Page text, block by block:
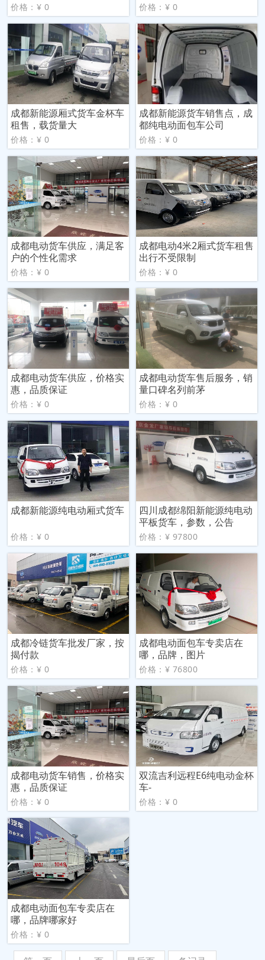
价格：¥ 0 价格：¥ 0
成都新能源厢式货车金杯车
租售，载货量大
价格：¥ 0
成都新能源货车销售点，成
都纯电动面包车公司
价格：¥ 0
成都电动货车供应，满足客
户的个性化需求
价格：¥ 0
成都电动4米2厢式货车租售
出行不受限制
价格：¥ 0
成都电动货车供应，价格实
惠，品质保证
价格：¥ 0
成都电动货车售后服务，销
量口碑名列前茅
价格：¥ 0
成都新能源纯电动厢式货车
价格：¥ 0
四川成都绵阳新能源纯电动
平板货车，参数，公告
价格：¥ 97800
成都冷链货车批发厂家，按
揭付款
价格：¥ 0
成都电动面包车专卖店在
哪，品牌，图片
价格：¥ 76800
成都电动货车销售，价格实
惠，品质保证
价格：¥ 0
双流吉利远程E6纯电动金杯
车-
价格：¥ 0
成都电动面包车专卖店在
哪，品牌哪家好
价格：¥ 0